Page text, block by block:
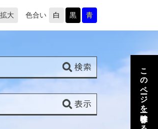
拡大 色合い 白 黒 青
このページを一時保存する